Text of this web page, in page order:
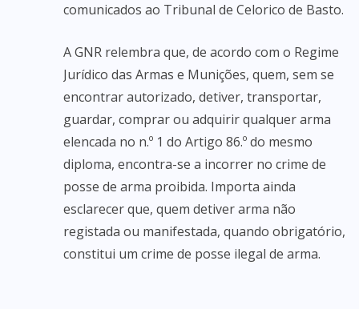
comunicados ao Tribunal de Celorico de Basto.
A GNR relembra que, de acordo com o Regime
Jurídico das Armas e Munições, quem, sem se
encontrar autorizado, detiver, transportar,
guardar, comprar ou adquirir qualquer arma
elencada no n.º 1 do Artigo 86.º do mesmo
diploma, encontra-se a incorrer no crime de
posse de arma proibida. Importa ainda
esclarecer que, quem detiver arma não
registada ou manifestada, quando obrigatório,
constitui um crime de posse ilegal de arma.